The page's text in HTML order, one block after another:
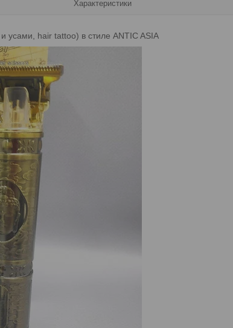
Характеристики
усами, hair tattoo) в стиле ANTIC ASIA